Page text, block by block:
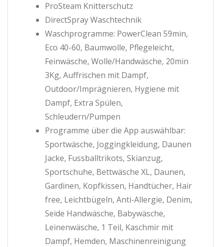
ProSteam Knitterschutz
DirectSpray Waschtechnik
Waschprogramme: PowerClean 59min,
Eco 40-60, Baumwolle, Pflegeleicht,
Feinwäsche, Wolle/Handwäsche, 20min
3Kg, Auffrischen mit Dampf,
Outdoor/Imprägnieren, Hygiene mit
Dampf, Extra Spülen,
Schleudern/Pumpen
Programme über die App auswählbar:
Sportwäsche, Joggingkleidung, Daunen
Jacke, Fussballtrikots, Skianzug,
Sportschuhe, Bettwäsche XL, Daunen,
Gardinen, Kopfkissen, Handtücher, Hair
free, Leichtbügeln, Anti-Allergie, Denim,
Seide Handwäsche, Babywäsche,
Leinenwäsche, 1 Teil, Kaschmir mit
Dampf, Hemden, Maschinenreinigung